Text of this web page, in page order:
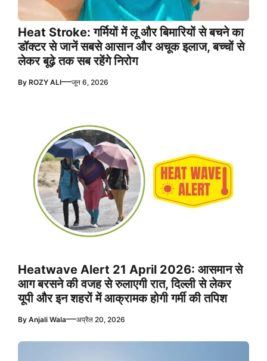
Heat Stroke: गर्मियों में लू और बिमारियों से बचने का
डॉक्टर से जानें सबसे आसान और अचूक इलाज, बच्चों से
लेकर बूढ़े तक सब रहेंगे निरोग
By ROZY ALI—जून 6, 2026
Heatwave Alert 21 April 2026: आसमान से
आग बरसने की वजह से रुलाएगी रात, दिल्ली से लेकर
यूपी और इन शहरों में आक्रामक होगी गर्मी की तपिश
By Anjali Wala—अप्रैल 20, 2026